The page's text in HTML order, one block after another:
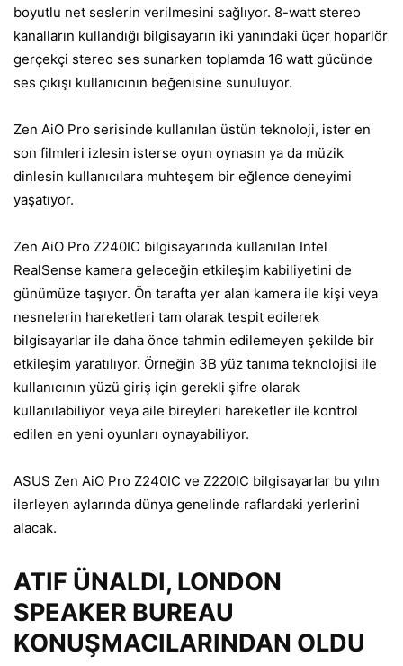
boyutlu net seslerin verilmesini sağlıyor. 8-watt stereo
kanalların kullandığı bilgisayarın iki yanındaki üçer hoparlör
gerçekçi stereo ses sunarken toplamda 16 watt gücünde
ses çıkışı kullanıcının beğenisine sunuluyor.
Zen AiO Pro serisinde kullanılan üstün teknoloji, ister en
son filmleri izlesin isterse oyun oynasın ya da müzik
dinlesin kullanıcılara muhteşem bir eğlence deneyimi
yaşatıyor.
Zen AiO Pro Z240IC bilgisayarında kullanılan Intel
RealSense kamera geleceğin etkileşim kabiliyetini de
günümüze taşıyor. Ön tarafta yer alan kamera ile kişi veya
nesnelerin hareketleri tam olarak tespit edilerek
bilgisayarlar ile daha önce tahmin edilemeyen şekilde bir
etkileşim yaratılıyor. Örneğin 3B yüz tanıma teknolojisi ile
kullanıcının yüzü giriş için gerekli şifre olarak
kullanılabiliyor veya aile bireyleri hareketler ile kontrol
edilen en yeni oyunları oynayabiliyor.
ASUS Zen AiO Pro Z240IC ve Z220IC bilgisayarlar bu yılın
ilerleyen aylarında dünya genelinde raflardaki yerlerini
alacak.
ATIF ÜNALDI, LONDON
SPEAKER BUREAU
KONUŞMACILARINDAN OLDU